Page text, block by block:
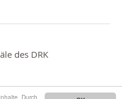
Durch
des DRK